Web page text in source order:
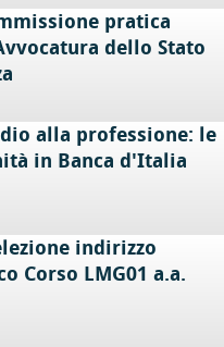
pratica
dello Stato
alla professione: le
in Banca d'Italia
indirizzo
Corso LMG01 a.a.